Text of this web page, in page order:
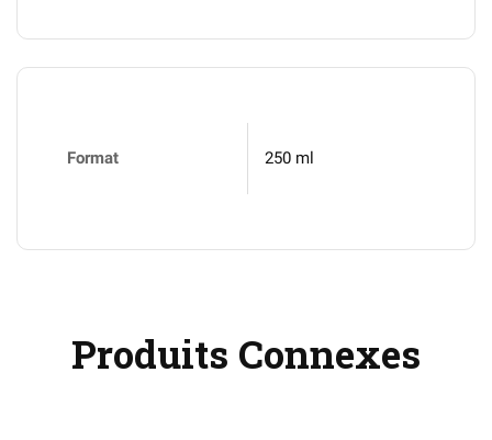
Format 250 ml
Produits Connexes